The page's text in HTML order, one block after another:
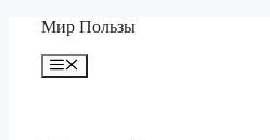
Перейти
содержимому
Мир Пользы
Меню